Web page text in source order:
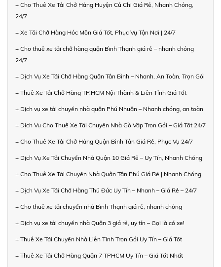
+ Cho Thuê Xe Tải Chở Hàng Huyện Củ Chi Giá Rẻ, Nhanh Chóng,
24/7
+ Xe Tải Chở Hàng Hóc Môn Giá Tốt, Phục Vụ Tận Nơi | 24/7
+ Cho thuê xe tải chở hàng quận Bình Thạnh giá rẻ – nhanh chóng
24/7
+ Dịch Vụ Xe Tải Chở Hàng Quận Tân Bình – Nhanh, An Toàn, Trọn Gói
+ Thuê Xe Tải Chở Hàng TP.HCM Nội Thành & Liên Tỉnh Giá Tốt
+ Dịch vụ xe tải chuyển nhà quận Phú Nhuận – Nhanh chóng, an toàn
+ Dịch Vụ Cho Thuê Xe Tải Chuyển Nhà Gò Vấp Trọn Gói – Giá Tốt 24/7
+ Cho Thuê Xe Tải Chở Hàng Quận Bình Tân Giá Rẻ, Phục Vụ 24/7
+ Dịch Vụ Xe Tải Chuyển Nhà Quận 10 Giá Rẻ – Uy Tín, Nhanh Chóng
+ Cho Thuê Xe Tải Chuyển Nhà Quận Tân Phú Giá Rẻ | Nhanh Chóng
+ Dịch Vụ Xe Tải Chở Hàng Thủ Đức Uy Tín – Nhanh – Giá Rẻ – 24/7
+ Cho thuê xe tải chuyển nhà Bình Thạnh giá rẻ, nhanh chóng
+ Dịch vụ xe tải chuyển nhà Quận 3 giá rẻ, uy tín – Gọi là có xe!
+ Thuê Xe Tải Chuyển Nhà Liên Tỉnh Trọn Gói Uy Tín – Giá Tốt
+ Thuê Xe Tải Chở Hàng Quận 7 TPHCM Uy Tín – Giá Tốt Nhất